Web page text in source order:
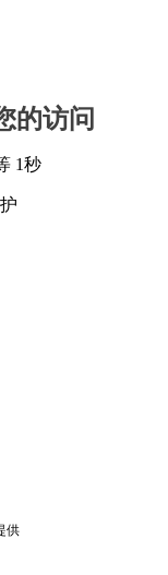
的访问
1秒
供